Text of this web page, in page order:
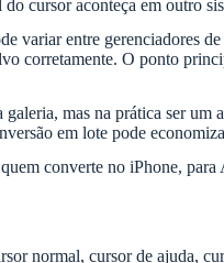
cursor aconteça em outro
variar entre gerenciadores
corretamente. O ponto
mas na prática ser um
em lote pode
converte no iPhone,
normal, cursor de ajuda,